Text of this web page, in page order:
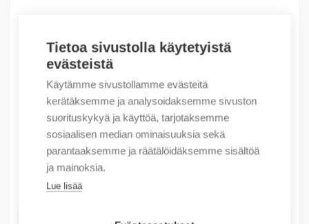
Tietoa sivustolla käytetyistä
evästeistä
Käytämme sivustollamme evästeitä
kerätäksemme ja analysoidaksemme sivuston
suorituskykyä ja käyttöä, tarjotaksemme
sosiaalisen median ominaisuuksia sekä
parantaaksemme ja räätälöidäksemme sisältöä
ja mainoksia.
Lue lisää
Outlet – Erikoishinnat
(X) MINI CONTROL RELAY 230V50/60HZ
5,32€/ myyntierä
Myyntierä sis. 1 kpl
Määrä
Määrä
LISÄÄ OSTOSKORIIN